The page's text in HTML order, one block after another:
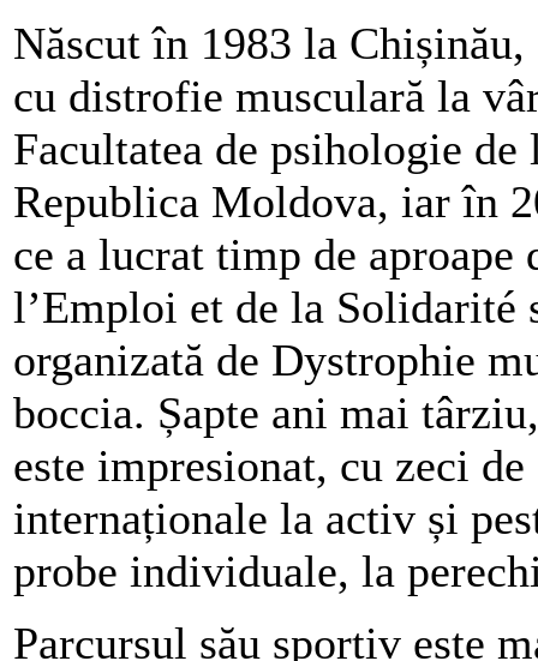
Născut în 1983 la
cu distrofie musculară la
Facultatea de psihologie
Republica Moldova, iar în
ce a lucrat timp de
l’Emploi et de la Solidarité
organizată de Dystrophie
boccia. Șapte ani mai
este impresionat, cu zeci
internaționale la activ și
probe individuale, la
Parcursul său sportiv este